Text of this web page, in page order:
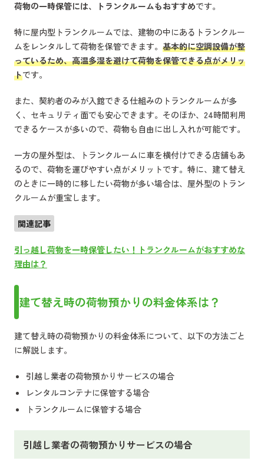
荷物の一時保管には、トランクルームもおすすめです。
特に屋内型トランクルームでは、建物の中にあるトランクルー
ムをレンタルして荷物を保管できます。 基本的に空調設備が整
っているため、高温多湿を避けて荷物を保管できる点がメリッ
トです。
また、契約者のみが入館できる仕組みのトランクルームが多
く、セキュリティ面でも安心できます。そのほか、24時間利用
できるケースが多いので、荷物も自由に出し入れが可能です。
一方の屋外型は、トランクルームに車を横付けできる店舗もあ
るので、荷物を運びやすい点がメリットです。特に、建て替え
のときに一時的に移したい荷物が多い場合は、屋外型のトラン
クルームが重宝します。
関連記事
引っ越し荷物を一時保管したい！トランクルームがおすすめな
理由は？
建て替え時の荷物預かりの料金体系は？
建て替え時の荷物預かりの料金体系について、以下の方法ごと
に解説します。
引越し業者の荷物預かりサービスの場合
レンタルコンテナに保管する場合
トランクルームに保管する場合
引越し業者の荷物預かりサービスの場合